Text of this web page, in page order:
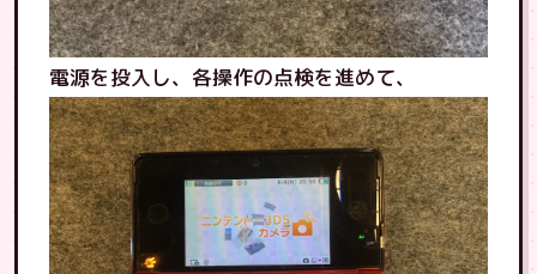
電源を投入し、各操作の点検を進めて、